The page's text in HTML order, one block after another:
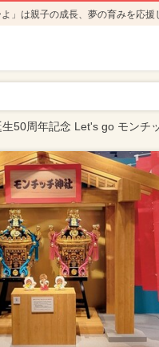
」は親子の成長、夢の育みを応援
生50周年記念 Let's go モン